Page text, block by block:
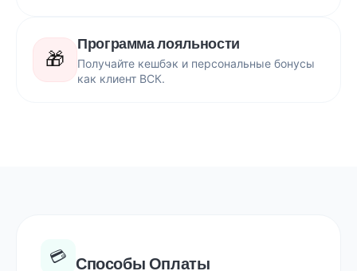
🎁
Программа лояльности
Получайте кешбэк и персональные бонусы
как клиент ВСК.
💳 Способы Оплаты